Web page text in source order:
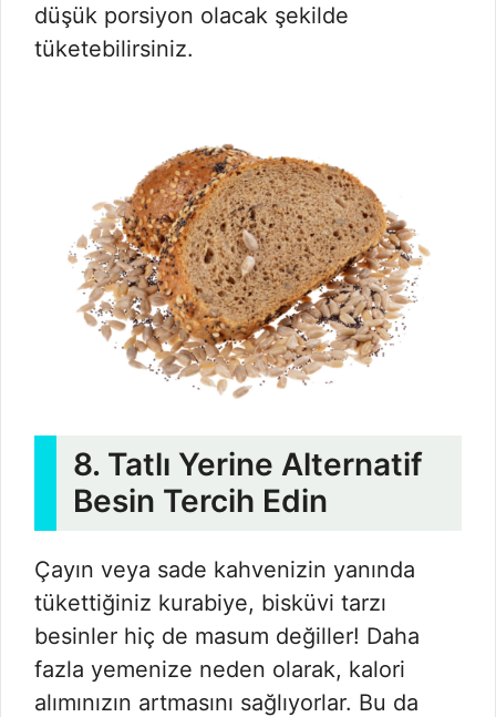
düşük porsiyon olacak şekilde
tüketebilirsiniz.
8. Tatlı Yerine Alternatif
Besin Tercih Edin
Çayın veya sade kahvenizin yanında
tükettiğiniz kurabiye, bisküvi tarzı
besinler hiç de masum değiller! Daha
fazla yemenize neden olarak, kalori
alımınızın artmasını sağlıyorlar. Bu da